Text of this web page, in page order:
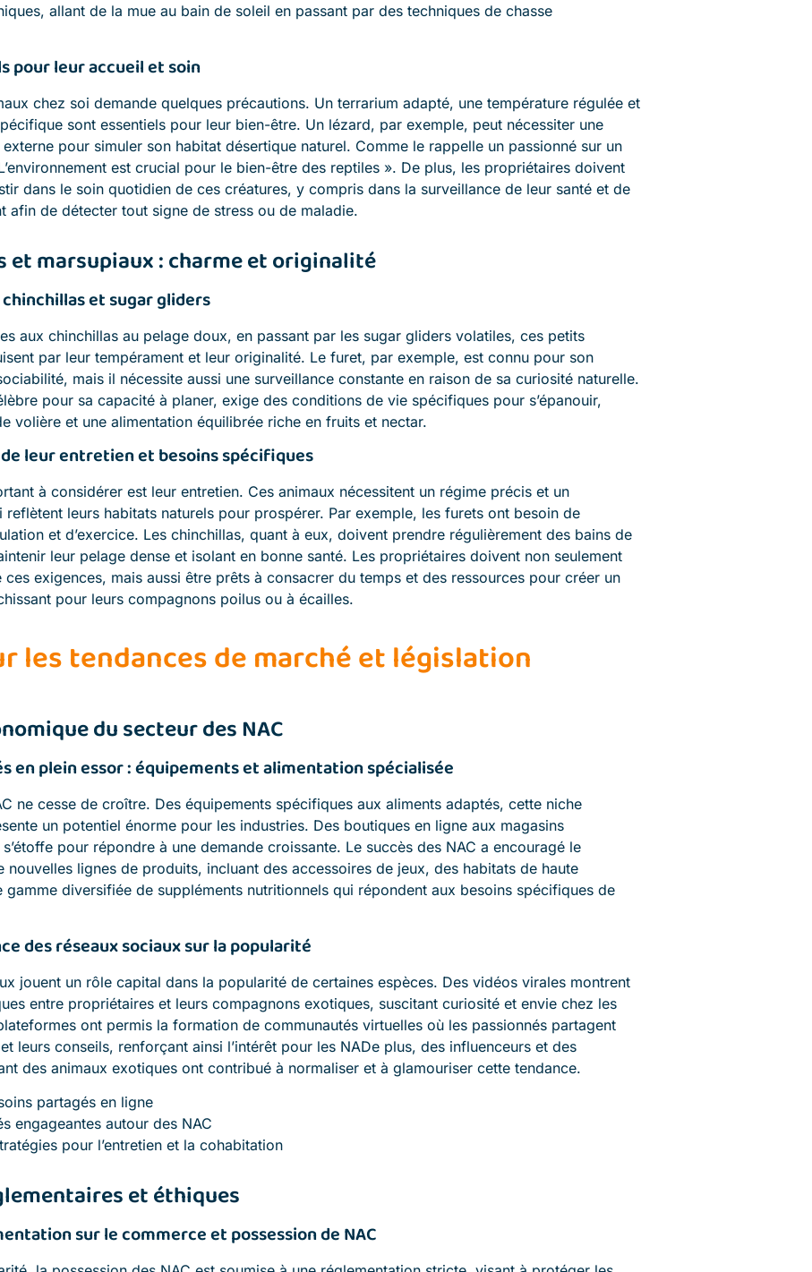
allant de la mue au bain de soleil en passant par des techniques de chasse
pour leur accueil et soin
chez soi demande quelques précautions. Un terrarium adapté, une température régulée et
sont essentiels pour leur bien-être. Un lézard, par exemple, peut nécessiter une
pour simuler son habitat désertique naturel. Comme le rappelle un passionné sur un
est crucial pour le bien-être des reptiles ». De plus, les propriétaires doivent
dans le soin quotidien de ces créatures, y compris dans la surveillance de leur santé et de
afin de détecter tout signe de stress ou de maladie.
et marsupiaux : charme et originalité
et sugar gliders
aux chinchillas au pelage doux, en passant par les sugar gliders volatiles, ces petits
par leur tempérament et leur originalité. Le furet, par exemple, est connu pour son
mais il nécessite aussi une surveillance constante en raison de sa curiosité naturelle.
pour sa capacité à planer, exige des conditions de vie spécifiques pour s’épanouir,
volière et une alimentation équilibrée riche en fruits et nectar.
leur entretien et besoins spécifiques
à considérer est leur entretien. Ces animaux nécessitent un régime précis et un
reflètent leurs habitats naturels pour prospérer. Par exemple, les furets ont besoin de
et d’exercice. Les chinchillas, quant à eux, doivent prendre régulièrement des bains de
leur pelage dense et isolant en bonne santé. Les propriétaires doivent non seulement
ces exigences, mais aussi être prêts à consacrer du temps et des ressources pour créer un
pour leurs compagnons poilus ou à écailles.
les tendances de marché et législation
du secteur des NAC
en plein essor : équipements et alimentation spécialisée
ne cesse de croître. Des équipements spécifiques aux aliments adaptés, cette niche
un potentiel énorme pour les industries. Des boutiques en ligne aux magasins
s’étoffe pour répondre à une demande croissante. Le succès des NAC a encouragé le
nouvelles lignes de produits, incluant des accessoires de jeux, des habitats de haute
gamme diversifiée de suppléments nutritionnels qui répondent aux besoins spécifiques de
des réseaux sociaux sur la popularité
jouent un rôle capital dans la popularité de certaines espèces. Des vidéos virales montrent
entre propriétaires et leurs compagnons exotiques, suscitant curiosité et envie chez les
ont permis la formation de communautés virtuelles où les passionnés partagent
leurs conseils, renforçant ainsi l’intérêt pour les NADe plus, des influenceurs et des
des animaux exotiques ont contribué à normaliser et à glamouriser cette tendance.
partagés en ligne
engageantes autour des NAC
pour l’entretien et la cohabitation
et éthiques
sur le commerce et possession de NAC